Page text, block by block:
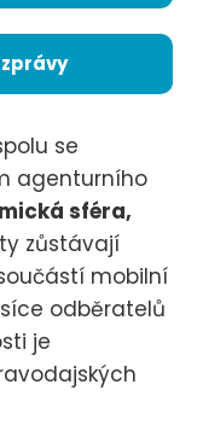
se
agenturního
sféra,
zůstávají
mobilní
odběratelů
je